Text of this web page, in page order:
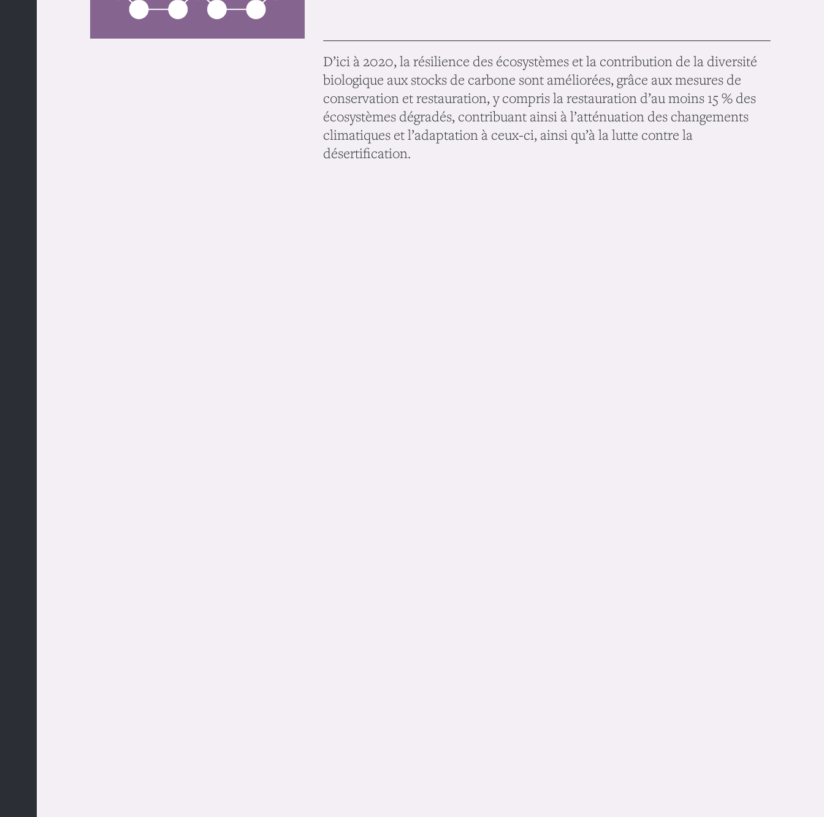
D’ici à 2020, la résilience des écosystèmes et la contribution de la diversité
biologique aux stocks de carbone sont améliorées, grâce aux mesures de
conservation et restauration, y compris la restauration d’au moins 15 % des
écosystèmes dégradés, contribuant ainsi à l’atténuation des changements
climatiques et l’adaptation à ceux-ci, ainsi qu’à la lutte contre la
désertification.